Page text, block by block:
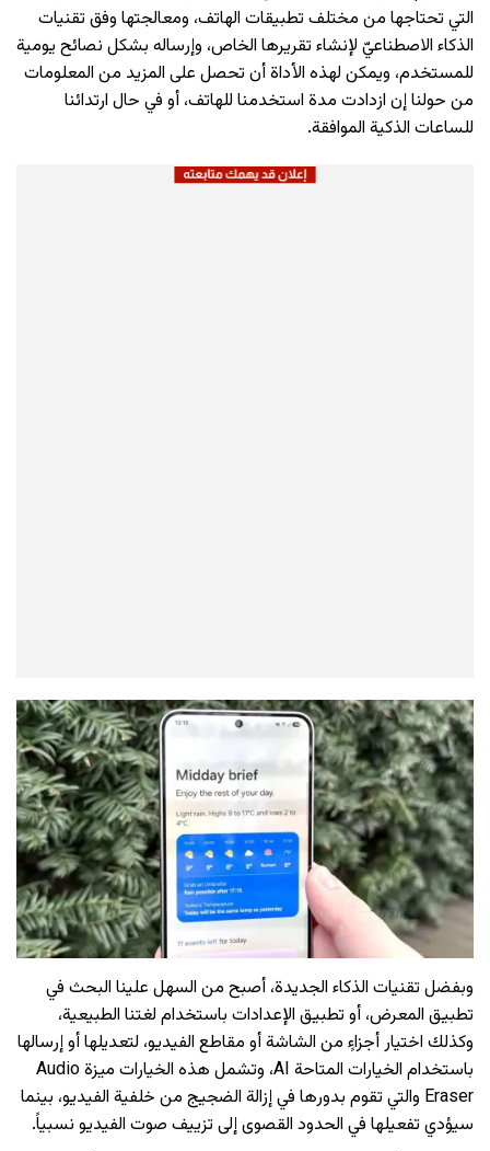
التي تحتاجها من مختلف تطبيقات الهاتف، ومعالجتها وفق تقنيات
الذكاء الاصطناعيّ لإنشاء تقريرها الخاص، وإرساله بشكل نصائح يومية
للمستخدم، ويمكن لهذه الأداة أن تحصل على المزيد من المعلومات
من حولنا إن ازدادت مدة استخدمنا للهاتف، أو في حال ارتدائنا
للساعات الذكية الموافقة.
وبفضل تقنيات الذكاء الجديدة، أصبح من السهل علينا البحث في
تطبيق المعرض، أو تطبيق الإعدادات باستخدام لغتنا الطبيعية،
وكذلك اختيار أجزاءٍ من الشاشة أو مقاطع الفيديو، لتعديلها أو إرسالها
باستخدام الخيارات المتاحة AI، وتشمل هذه الخيارات ميزة Audio
Eraser والتي تقوم بدورها في إزالة الضجيج من خلفية الفيديو، بينما
سيؤدي تفعيلها في الحدود القصوى إلى تزييف صوت الفيديو نسبياً.